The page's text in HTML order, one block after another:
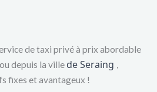
de taxi privé à prix abordable
depuis la ville de Seraing ,
fixes et avantageux !